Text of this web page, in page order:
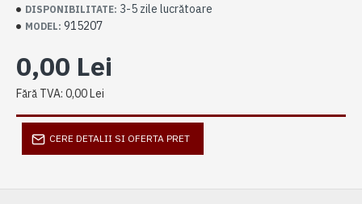
DISPONIBILITATE: 3-5 zile lucrătoare
MODEL: 915207
0,00 Lei
Fără TVA: 0,00 Lei
CERE DETALII SI OFERTA PRET